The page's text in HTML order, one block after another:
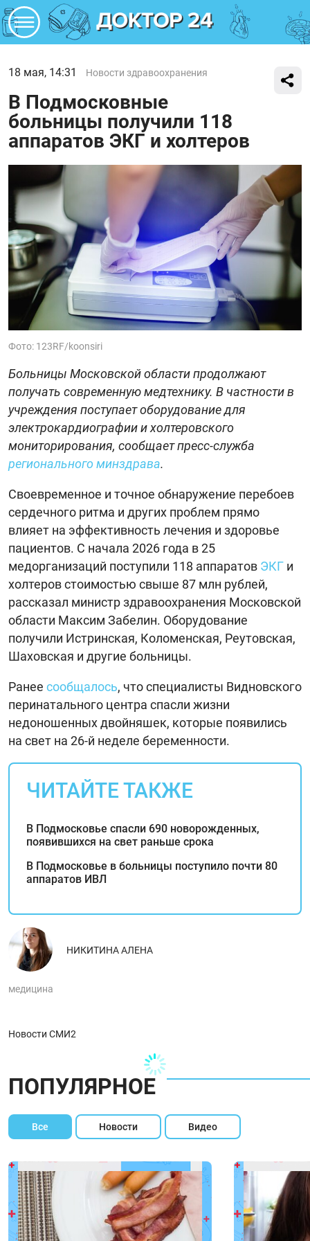
18 мая, 14:31 Новости здравоохранения
В Подмосковные
больницы получили 118
аппаратов ЭКГ и холтеров
Фото: 123RF/koonsiri
Больницы Московской области продолжают
получать современную медтехнику. В частности в
учреждения поступает оборудование для
электрокардиографии и холтеровского
мониторирования, сообщает пресс-служба
регионального минздрава.
Своевременное и точное обнаружение перебоев
сердечного ритма и других проблем прямо
влияет на эффективность лечения и здоровье
пациентов. С начала 2026 года в 25
медорганизаций поступили 118 аппаратов ЭКГ и
холтеров стоимостью свыше 87 млн рублей,
рассказал министр здравоохранения Московской
области Максим Забелин. Оборудование
получили Истринская, Коломенская, Реутовская,
Шаховская и другие больницы.
Ранее сообщалось, что специалисты Видновского
перинатального центра спасли жизни
недоношенных двойняшек, которые появились
на свет на 26-й неделе беременности.
ЧИТАЙТЕ ТАКЖЕ
В Подмосковье спасли 690 новорожденных,
появившихся на свет раньше срока
В Подмосковье в больницы поступило почти 80
аппаратов ИВЛ
НИКИТИНА АЛЕНА
медицина
Новости СМИ2
ПОПУЛЯРНОЕ
Все Новости Видео